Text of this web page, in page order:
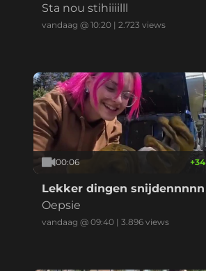
Sta nou stihiiiilll
vandaag @ 10:20 | 2.723 views
00:06 +34
Lekker dingen snijdennnnn
Oepsie
vandaag @ 09:40 | 3.896 views